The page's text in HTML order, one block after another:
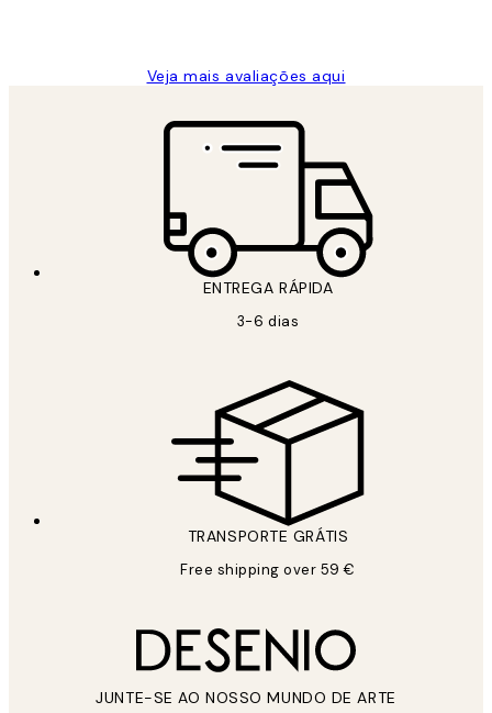
Veja mais avaliações aqui
ENTREGA RÁPIDA
3-6 dias
TRANSPORTE GRÁTIS
Free shipping over 59 €
JUNTE-SE AO NOSSO MUNDO DE ARTE